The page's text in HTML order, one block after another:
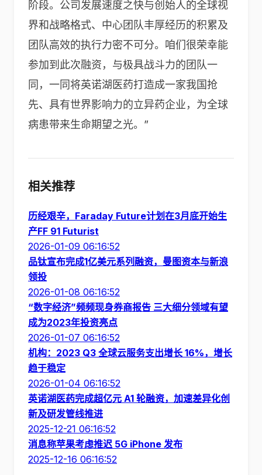
阶段。公司发展速度之快与创始人的全球视
界和战略格式、中心团队丰厚经历的积累及
团队高效的执行力密不可分。咱们很荣幸能
参加到此次融资，与极具战斗力的团队一
同，一同将英诺湖医药打造成一家我国抢
先、具有世界影响力的立异药企业，为全球
病患带来生命期望之光。”
相关推荐
历经艰辛，Faraday Future计划在3月底开始生
产FF 91 Futurist
2026-01-09 06:16:52
品钛宣布完成1亿美元系列融资，曼图资本与新浪
领投
2026-01-08 06:16:52
“数字经济”频频现身券商报告 三大细分领域有望
成为2023年投资亮点
2026-01-07 06:16:52
机构：2023 Q3 全球云服务支出增长 16%，增长
趋于稳定
2026-01-04 06:16:52
英诺湖医药完成超亿元 A1 轮融资，加速差异化创
新及研发管线推进
2025-12-21 06:16:52
消息称苹果考虑推迟 5G iPhone 发布
2025-12-16 06:16:52